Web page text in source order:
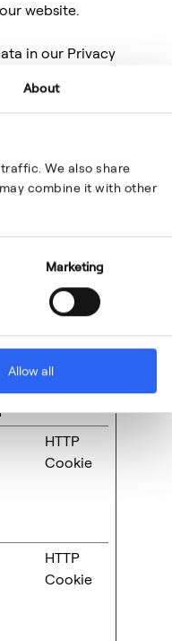
About
We also share
combine it with other
Marketing
Allow all
website.
in our Privacy
and
Type
HTTP
Cookie
HTTP
Cookie